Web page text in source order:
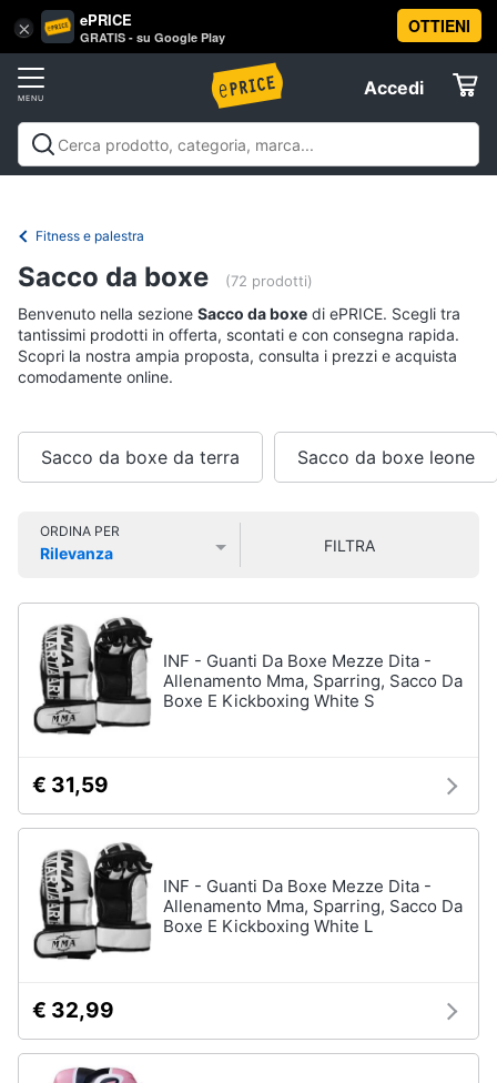
× ePRICE
GRATIS - su Google Play
OTTIENI
Accedi
Accedi
Registrati
Offerte
Informatica
Telefonia
Tv
Home
Cinema
home
Audio
e
musica
Arredo
Brico
e
Giardinaggio
e
igiene
Vai
al
Sport
Abbigliamento
T-
shirt
Felpa
Tuta
Scarpe
nike
outdoor
elettrica
Borraccia
Sport
acquatici
Kayak
Canne
da
Salvagente
Canoa
palestraCampeggio
Fitness e palestra
Sacco da boxe (72 prodotti)
Benvenuto nella sezione Sacco da boxe di ePRICE. Scegli tra
tantissimi prodotti in offerta, scontati e con consegna rapida.
Scopri la nostra ampia proposta, consulta i prezzi e acquista
comodamente online.
Sacco da boxe da terra Sacco da boxe leone
ORDINA PER
Rilevanza
FILTRA
INF - Guanti Da Boxe Mezze Dita -
Allenamento Mma, Sparring, Sacco Da
Boxe E Kickboxing White S
€ 31,59
INF - Guanti Da Boxe Mezze Dita -
Allenamento Mma, Sparring, Sacco Da
Boxe E Kickboxing White L
€ 32,99